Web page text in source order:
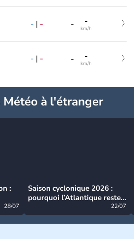
- | - - -
km/h
- | - - -
km/h
à l'étranger
:
28/07
Saison cyclonique 2026 :
pourquoi l’Atlantique reste
22/07